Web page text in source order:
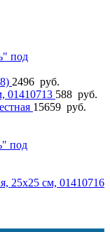
под
2496 руб.
01410713 588 руб.
15659 руб.
под
25х25 см, 01410716